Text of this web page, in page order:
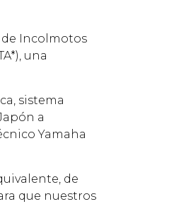
de Incolmotos
una
sistema
a
Yamaha
de
que nuestros